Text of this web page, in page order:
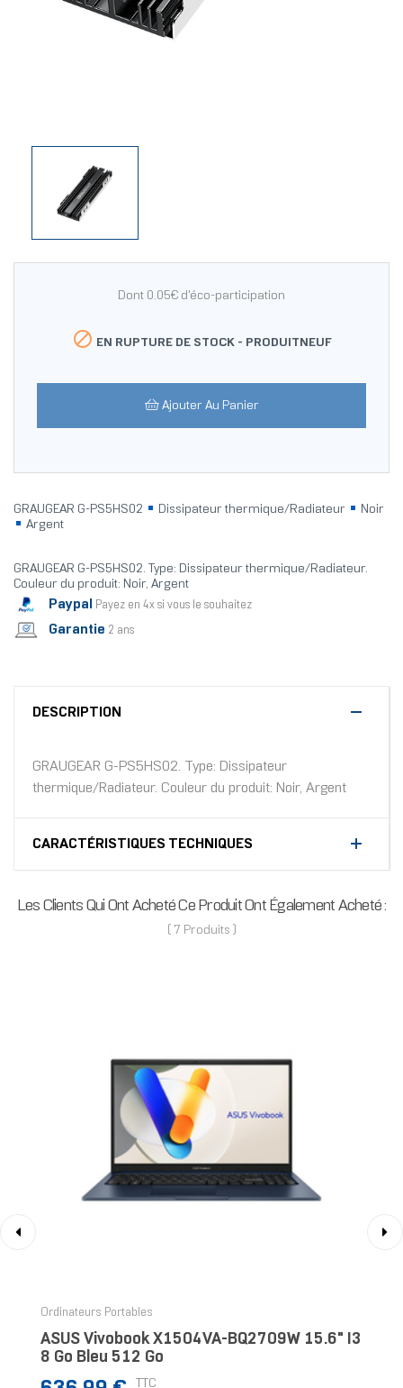
Dont 0.05€ d'éco-participation
 EN RUPTURE DE STOCK - PRODUITNEUF
Ajouter Au Panier
GRAUGEAR G-PS5HS02 Dissipateur thermique/Radiateur
Noir
Argent
GRAUGEAR G-PS5HS02. Type: Dissipateur thermique/Radiateur.
Couleur du produit: Noir, Argent
Paypal Payez en 4x si vous le souhaitez
Garantie 2 ans
DESCRIPTION
GRAUGEAR G-PS5HS02. Type: Dissipateur
thermique/Radiateur. Couleur du produit: Noir, Argent
CARACTÉRISTIQUES TECHNIQUES
Les Clients Qui Ont Acheté Ce Produit Ont Également Acheté :
( 7 Produits )
Ordinateurs Portables
ASUS Vivobook X1504VA-BQ2709W 15.6" I3
8 Go Bleu 512 Go
Prix TTC